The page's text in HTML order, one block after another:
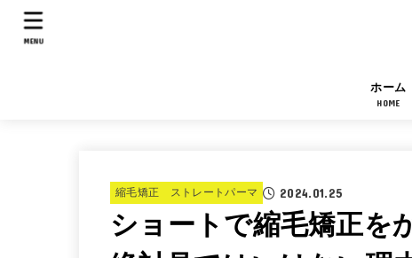
ホーム
HOME
MENU
縮毛矯正 ストレートパーマ 2024.01.25
ショートで縮毛矯正を